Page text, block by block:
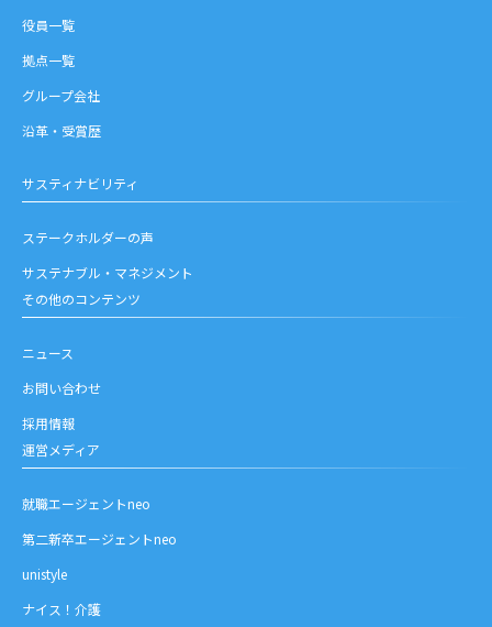
役員一覧
拠点一覧
グループ会社
沿革・受賞歴
サスティナビリティ
ステークホルダーの声
サステナブル・マネジメント
その他のコンテンツ
ニュース
お問い合わせ
採用情報
運営メディア
就職エージェントneo
第二新卒エージェントneo
unistyle
ナイス！介護